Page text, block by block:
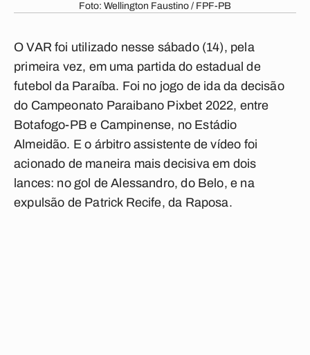
Foto: Wellington Faustino / FPF-PB
O VAR foi utilizado nesse sábado (14), pela
primeira vez, em uma partida do estadual de
futebol da Paraíba. Foi no jogo de ida da decisão
do Campeonato Paraibano Pixbet 2022, entre
Botafogo-PB e Campinense, no Estádio
Almeidão. E o árbitro assistente de vídeo foi
acionado de maneira mais decisiva em dois
lances: no gol de Alessandro, do Belo, e na
expulsão de Patrick Recife, da Raposa.